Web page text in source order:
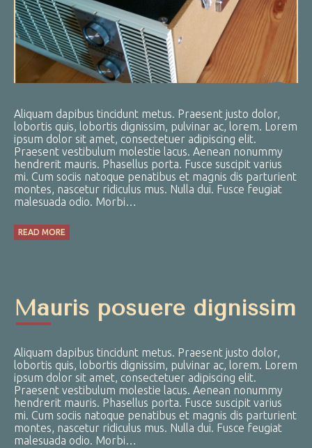
Aliquam dapibus tincidunt metus. Praesent justo dolor,
lobortis quis, lobortis dignissim, pulvinar ac, lorem. Lorem
ipsum dolor sit amet, consectetuer adipiscing elit.
Praesent vestibulum molestie lacus. Aenean nonummy
hendrerit mauris. Phasellus porta. Fusce suscipit varius
mi. Cum sociis natoque penatibus et magnis dis parturient
montes, nascetur ridiculus mus. Nulla dui. Fusce feugiat
malesuada odio. Morbi…
READ MORE
Mauris posuere dignissim
Aliquam dapibus tincidunt metus. Praesent justo dolor,
lobortis quis, lobortis dignissim, pulvinar ac, lorem. Lorem
ipsum dolor sit amet, consectetuer adipiscing elit.
Praesent vestibulum molestie lacus. Aenean nonummy
hendrerit mauris. Phasellus porta. Fusce suscipit varius
mi. Cum sociis natoque penatibus et magnis dis parturient
montes, nascetur ridiculus mus. Nulla dui. Fusce feugiat
malesuada odio. Morbi…